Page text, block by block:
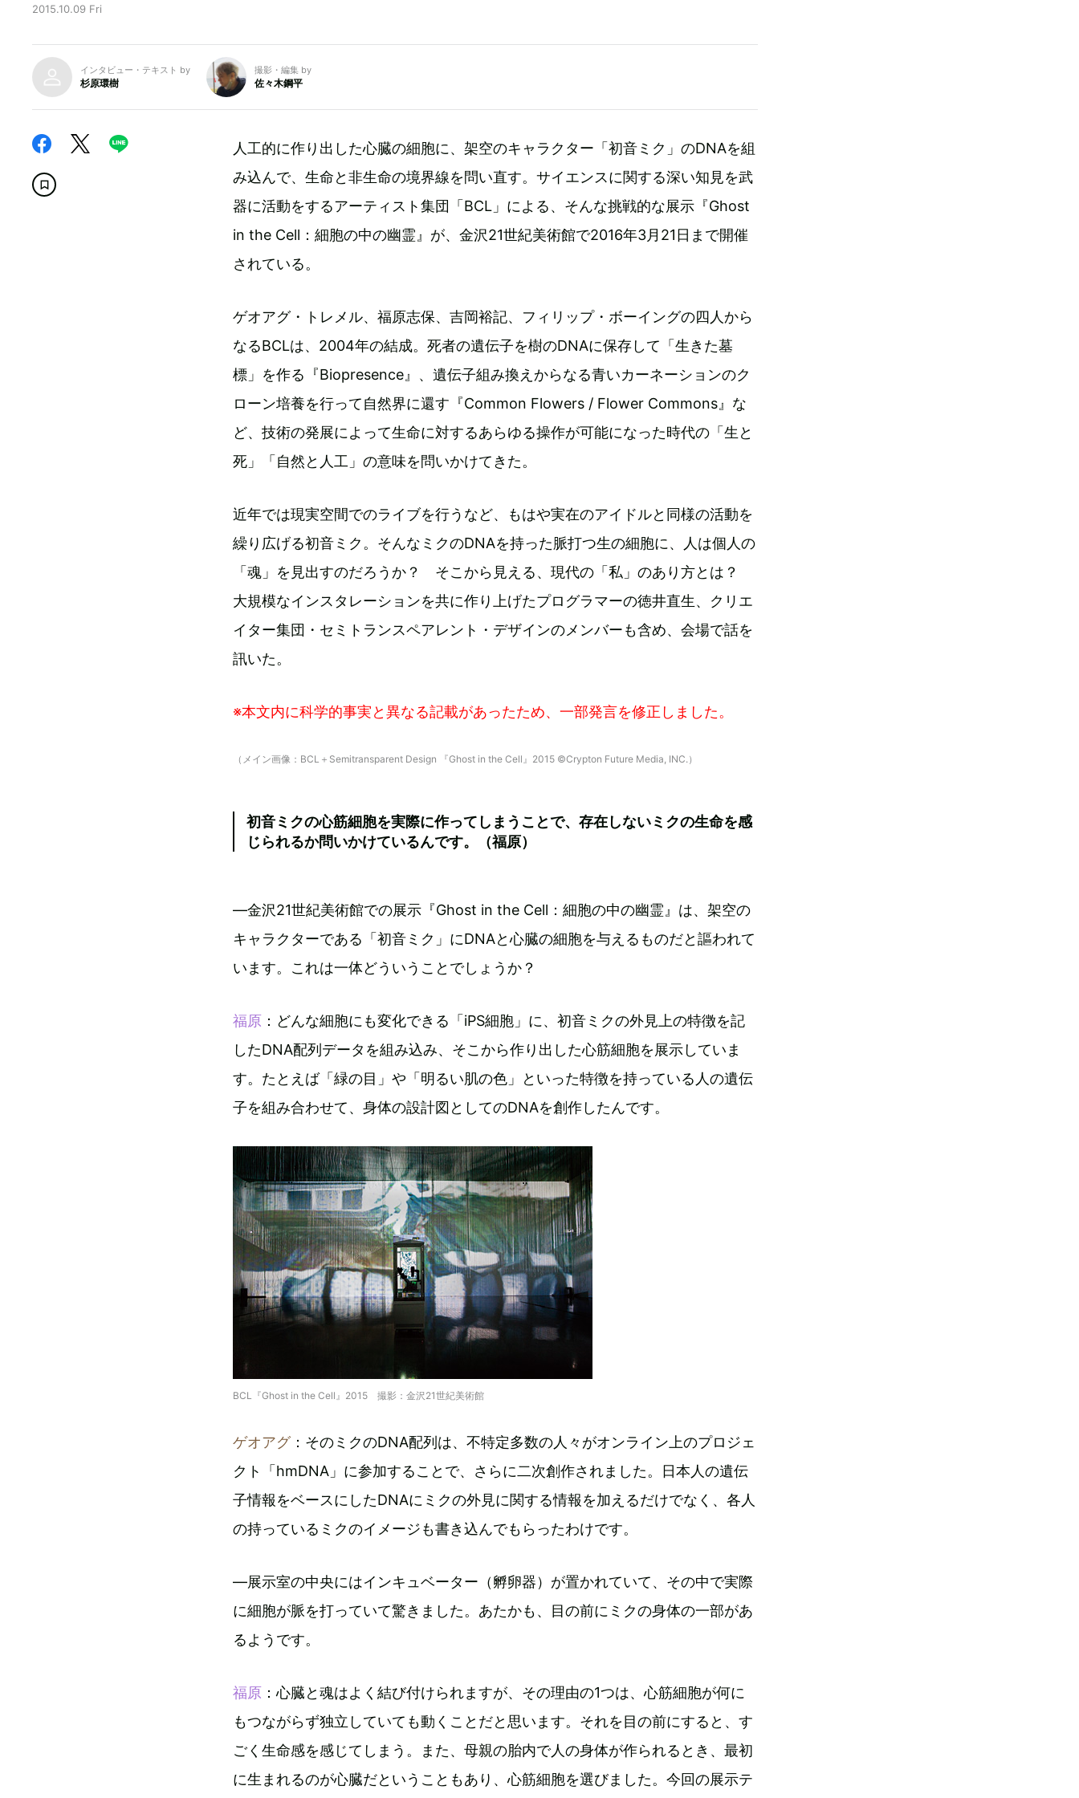
2015.10.09 Fri
インタビュー・テキスト by
杉原環樹
撮影・編集 by
佐々木鋼平
人工的に作り出した心臓の細胞に、架空のキャラクター「初音ミク」のDNAを組
み込んで、生命と非生命の境界線を問い直す。サイエンスに関する深い知見を武
器に活動をするアーティスト集団「BCL」による、そんな挑戦的な展示『Ghost
in the Cell：細胞の中の幽霊』が、金沢21世紀美術館で2016年3月21日まで開催
されている。
ゲオアグ・トレメル、福原志保、吉岡裕記、フィリップ・ボーイングの四人から
なるBCLは、2004年の結成。死者の遺伝子を樹のDNAに保存して「生きた墓
標」を作る『Biopresence』、遺伝子組み換えからなる青いカーネーションのク
ローン培養を行って自然界に還す『Common Flowers / Flower Commons』な
ど、技術の発展によって生命に対するあらゆる操作が可能になった時代の「生と
死」「自然と人工」の意味を問いかけてきた。
近年では現実空間でのライブを行うなど、もはや実在のアイドルと同様の活動を
繰り広げる初音ミク。そんなミクのDNAを持った脈打つ生の細胞に、人は個人の
「魂」を見出すのだろうか？ そこから見える、現代の「私」のあり方とは？
大規模なインスタレーションを共に作り上げたプログラマーの徳井直生、クリエ
イター集団・セミトランスペアレント・デザインのメンバーも含め、会場で話を
訊いた。
※本文内に科学的事実と異なる記載があったため、一部発言を修正しました。
（メイン画像：BCL＋Semitransparent Design 『Ghost in the Cell』2015 ©Crypton Future Media, INC.）
初音ミクの心筋細胞を実際に作ってしまうことで、存在しないミクの生命を感
じられるか問いかけているんです。（福原）
―金沢21世紀美術館での展示『Ghost in the Cell：細胞の中の幽霊』は、架空の
キャラクターである「初音ミク」にDNAと心臓の細胞を与えるものだと謳われて
います。これは一体どういうことでしょうか？
福原 ：どんな細胞にも変化できる「iPS細胞」に、初音ミクの外見上の特徴を記
したDNA配列データを組み込み、そこから作り出した心筋細胞を展示していま
す。たとえば「緑の目」や「明るい肌の色」といった特徴を持っている人の遺伝
子を組み合わせて、身体の設計図としてのDNAを創作したんです。
BCL『Ghost in the Cell』2015 撮影：金沢21世紀美術館
ゲオアグ：そのミクのDNA配列は、不特定多数の人々がオンライン上のプロジェ
クト「hmDNA」に参加することで、さらに二次創作されました。日本人の遺伝
子情報をベースにしたDNAにミクの外見に関する情報を加えるだけでなく、各人
の持っているミクのイメージも書き込んでもらったわけです。
―展示室の中央にはインキュベーター（孵卵器）が置かれていて、その中で実際
に細胞が脈を打っていて驚きました。あたかも、目の前にミクの身体の一部があ
るようです。
福原 ：心臓と魂はよく結び付けられますが、その理由の1つは、心筋細胞が何に
もつながらず独立していても動くことだと思います。それを目の前にすると、す
ごく生命感を感じてしまう。また、母親の胎内で人の身体が作られるとき、最初
に生まれるのが心臓だということもあり、心筋細胞を選びました。今回の展示テ